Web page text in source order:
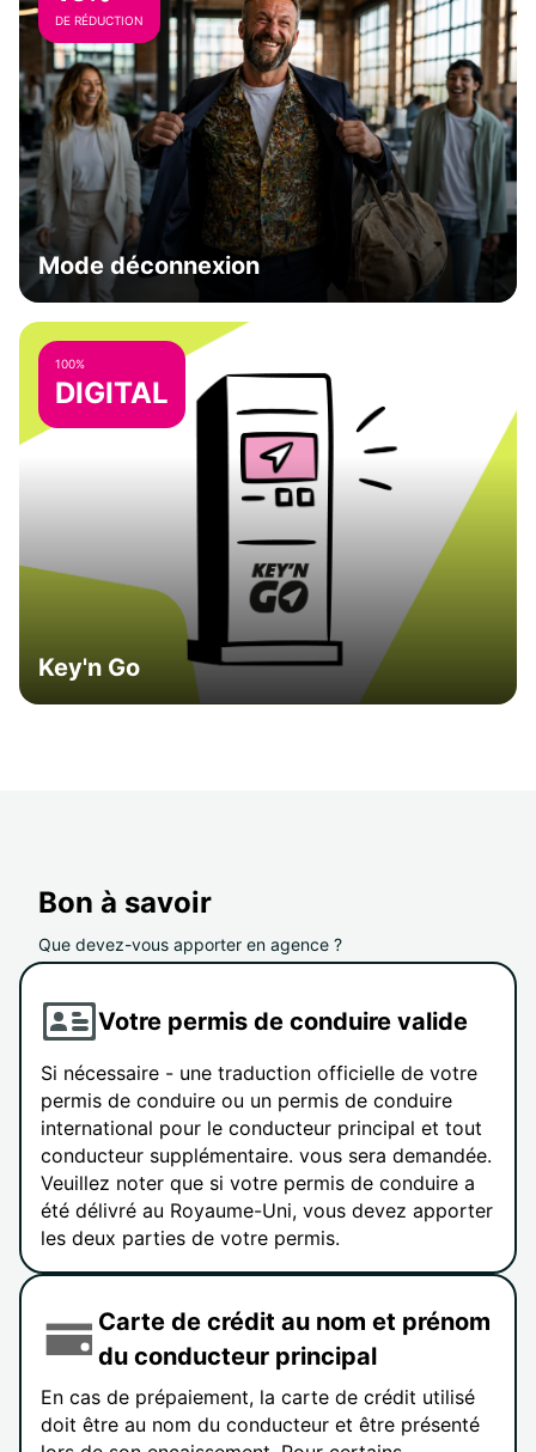
DE RÉDUCTION
Mode déconnexion
100%
DIGITAL
Key'n Go
Bon à savoir
Que devez-vous apporter en agence ?
Votre permis de conduire valide
Si nécessaire - une traduction officielle de votre
permis de conduire ou un permis de conduire
international pour le conducteur principal et tout
conducteur supplémentaire. vous sera demandée.
Veuillez noter que si votre permis de conduire a
été délivré au Royaume-Uni, vous devez apporter
les deux parties de votre permis.
Carte de crédit au nom et prénom
du conducteur principal
En cas de prépaiement, la carte de crédit utilisé
doit être au nom du conducteur et être présenté